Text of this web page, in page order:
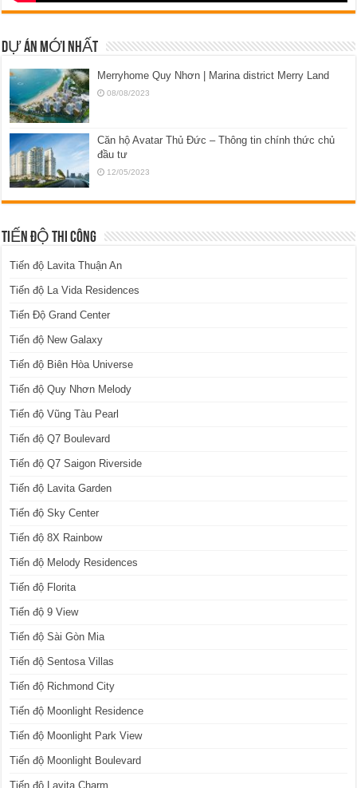
DỰ ÁN MỚI NHẤT
Merryhome Quy Nhơn | Marina district Merry Land
08/08/2023
Căn hộ Avatar Thủ Đức – Thông tin chính thức chủ
đầu tư
12/05/2023
TIẾN ĐỘ THI CÔNG
Tiến độ Lavita Thuận An
Tiến độ La Vida Residences
Tiến Độ Grand Center
Tiến độ New Galaxy
Tiến độ Biên Hòa Universe
Tiến độ Quy Nhơn Melody
Tiến độ Vũng Tàu Pearl
Tiến độ Q7 Boulevard
Tiến độ Q7 Saigon Riverside
Tiến độ Lavita Garden
Tiến độ Sky Center
Tiến độ 8X Rainbow
Tiến độ Melody Residences
Tiến độ Florita
Tiến độ 9 View
Tiến độ Sài Gòn Mia
Tiến độ Sentosa Villas
Tiến độ Richmond City
Tiến độ Moonlight Residence
Tiến độ Moonlight Park View
Tiến độ Moonlight Boulevard
Tiến độ Lavita Charm